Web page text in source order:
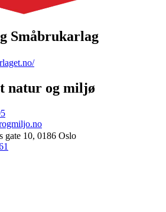
Småbrukarlag
natur og miljø
gate 10, 0186 Oslo